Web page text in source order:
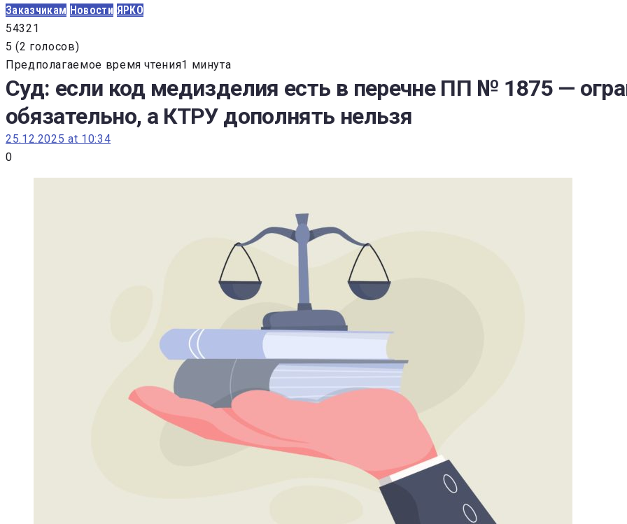
Заказчикам Новости ЯРКО
54321
5 (2 голосов)
Предполагаемое время чтения1 минута
Суд: если код медизделия есть в перечне ПП № 1875 —
обязательно, а КТРУ дополнять нельзя
25.12.2025 at 10:34
0